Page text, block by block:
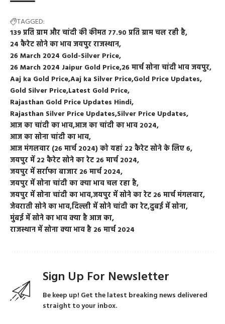
TAGGED:
139 प्रति ग्राम और चांदी की कीमत 77.90 प्रति ग्राम चल रही है
24 कैरेट सोने का भाव जयपुर राजस्थान
26 March 2024 Gold-Silver Price
26 March 2024 Jaipur Gold Price 26 मार्च सोना चांदी भाव जयपुर
Aaj ka Gold PriceAaj ka Silver Price Gold Price Updates
Gold Silver Price Latest Gold Price
Rajasthan Gold Price Updates Hindi
Rajasthan Silver Price Updates Silver Price Updates
आज का चांदी का भावआज का चांदी का भाव 2024
आज का सोना चांदी का भाव
आज मंगलवार (26 मार्च 2024) को यहां 22 कैरेट सोने के लिए 6
जयपुर में 22 कैरेट सोने का रेट 26 मार्च 2024
जयपुर में सर्राफा बाजार 26 मार्च 2024
जयपुर में सोना चांदी का क्या भाव चल रहा है
जयपुर में सोना चांदी का भावजयपुर में सोने का रेट 26 मार्च मंगलवार
जेवराती सोने का भावदिल्ली में सोने चांदी का रेटदुबई में सोना
मुंबई में सोने का भाव क्या है आज का
राजस्थान में सोना क्या भाव है 26 मार्च 2024
Sign Up For Newsletter
Be keep up! Get the latest breaking news delivered
straight to your inbox.